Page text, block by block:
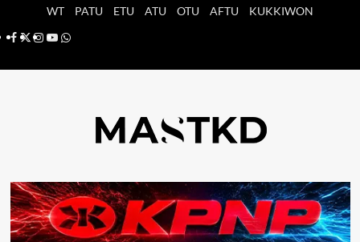
WT PATU ETU ATU OTU AFTU
KUKKIWON
Facebook
X Instagram
YouTube
Whatsapp